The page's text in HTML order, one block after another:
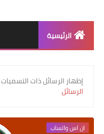
الرئيسية
‏إظهار الرسائل ذات التسميات
الرسائل
ان اس واتساب